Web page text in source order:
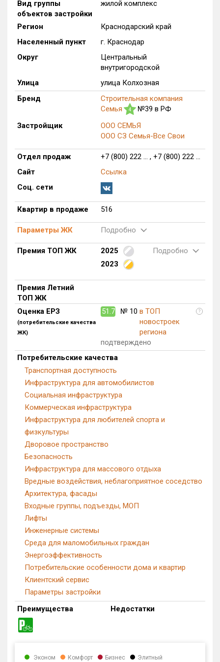
Только новые
от до
с продажами
Найдено:
Жилых комплексов
1 из 783
Многоквартирных домов
7 из 3 375
Блокированных домов
Домов с апартаментами
Поселков таунхаусов
0 из 10
Блокированных домов
Квартир, апартаментов,
блоков в БД
516 из 66 213
Вид группы
объектов застройки
жилой комплекс
Регион
Краснодарский край
Населенный пункт
г. Краснодар
Округ
Центральный
внутригородской
Улица
улица Колхозная
Бренд
Строительная компания
Семья
4
№39 в РФ
Застройщик
ООО СЕМЬЯ
ООО СЗ Семья-Все Свои
Отдел продаж
+7 (800) 222 ... , +7 (800) 222 ...
Сайт
Ссылка
Соц. сети
Квартир в продаже 516
Параметры ЖК Подробно
Премия ТОП ЖК 2025
Подробно
2023
Премия Летний
ТОП ЖК
Оценка ЕРЗ
(потребительские качества
ЖК)
51.7 № 10 в ТОП
новостроек
региона
?
подтверждено
Потребительские качества
Транспортная доступность
Инфраструктура для автомобилистов
Социальная инфраструктура
Коммерческая инфраструктура
Инфраструктура для любителей спорта и
физкультуры
Дворовое пространство
Безопасность
Инфраструктура для массового отдыха
Вредные воздействия, неблагоприятное соседство
Архитектура, фасады
Входные группы, подъезды, МОП
Лифты
Инженерные системы
Среда для маломобильных граждан
Энергоэффективность
Потребительские особенности дома и квартир
Клиентский сервис
Параметры застройки
Преимущества
Недостатки
Эконом Комфорт Бизнес
Элитный